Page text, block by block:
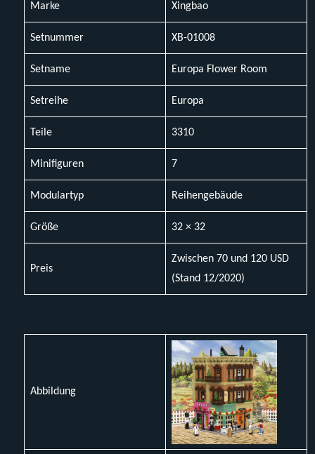
Marke Xingbao
Setnummer XB-01008
Setname Europa Flower Room
Setreihe Europa
Teile 3310
Minifiguren 7
Modulartyp Reihengebäude
Größe 32 × 32
Preis
Zwischen 70 und 120 USD
(Stand 12/2020)
Abbildung